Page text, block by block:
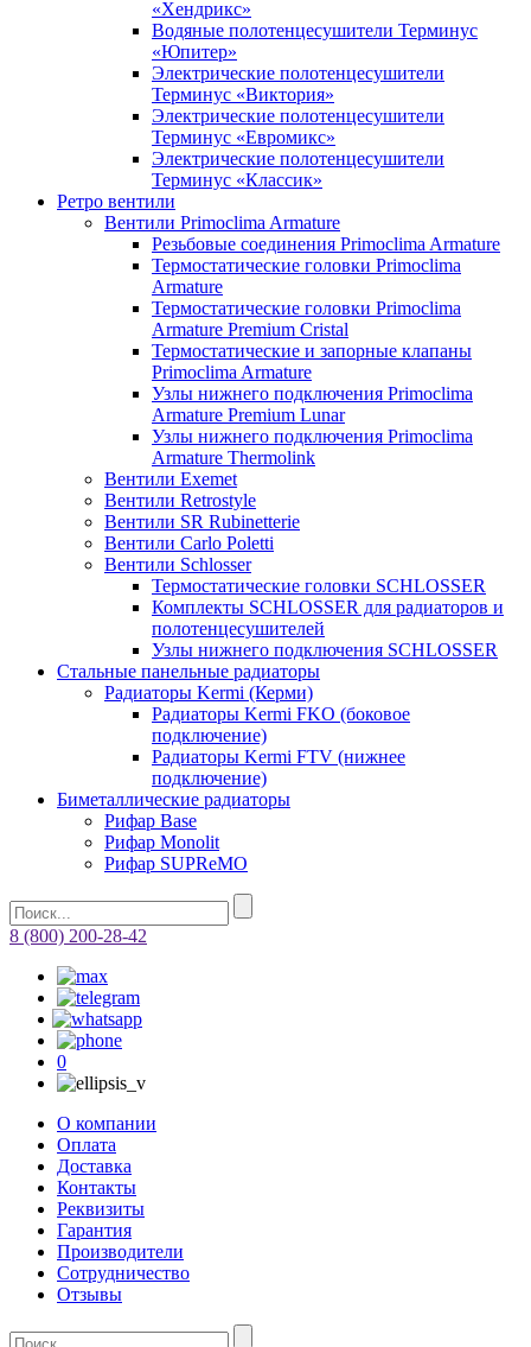
«Хендрикс»
Водяные полотенцесушители Терминус
«Юпитер»
Электрические полотенцесушители
Терминус «Виктория»
Электрические полотенцесушители
Терминус «Евромикс»
Электрические полотенцесушители
Терминус «Классик»
Ретро вентили
Вентили Primoclima Armature
Резьбовые соединения Primoclima Armature
Термостатические головки Primoclima
Armature
Термостатические головки Primoclima
Armature Premium Cristal
Термостатические и запорные клапаны
Primoclima Armature
Узлы нижнего подключения Primoclima
Armature Premium Lunar
Узлы нижнего подключения Primoclima
Armature Thermolink
Вентили Exemet
Вентили Retrostyle
Вентили SR Rubinetterie
Вентили Carlo Poletti
Вентили Schlosser
Термостатические головки SCHLOSSER
Комплекты SCHLOSSER для радиаторов и
полотенцесушителей
Узлы нижнего подключения SCHLOSSER
Стальные панельные радиаторы
Радиаторы Kermi (Керми)
Радиаторы Kermi FKO (боковое
подключение)
Радиаторы Kermi FTV (нижнее
подключение)
Биметаллические радиаторы
Рифар Base
Рифар Monolit
Рифар SUPReMO
8 (800) 200-28-42
0
О компании
Оплата
Доставка
Контакты
Реквизиты
Гарантия
Производители
Сотрудничество
Отзывы